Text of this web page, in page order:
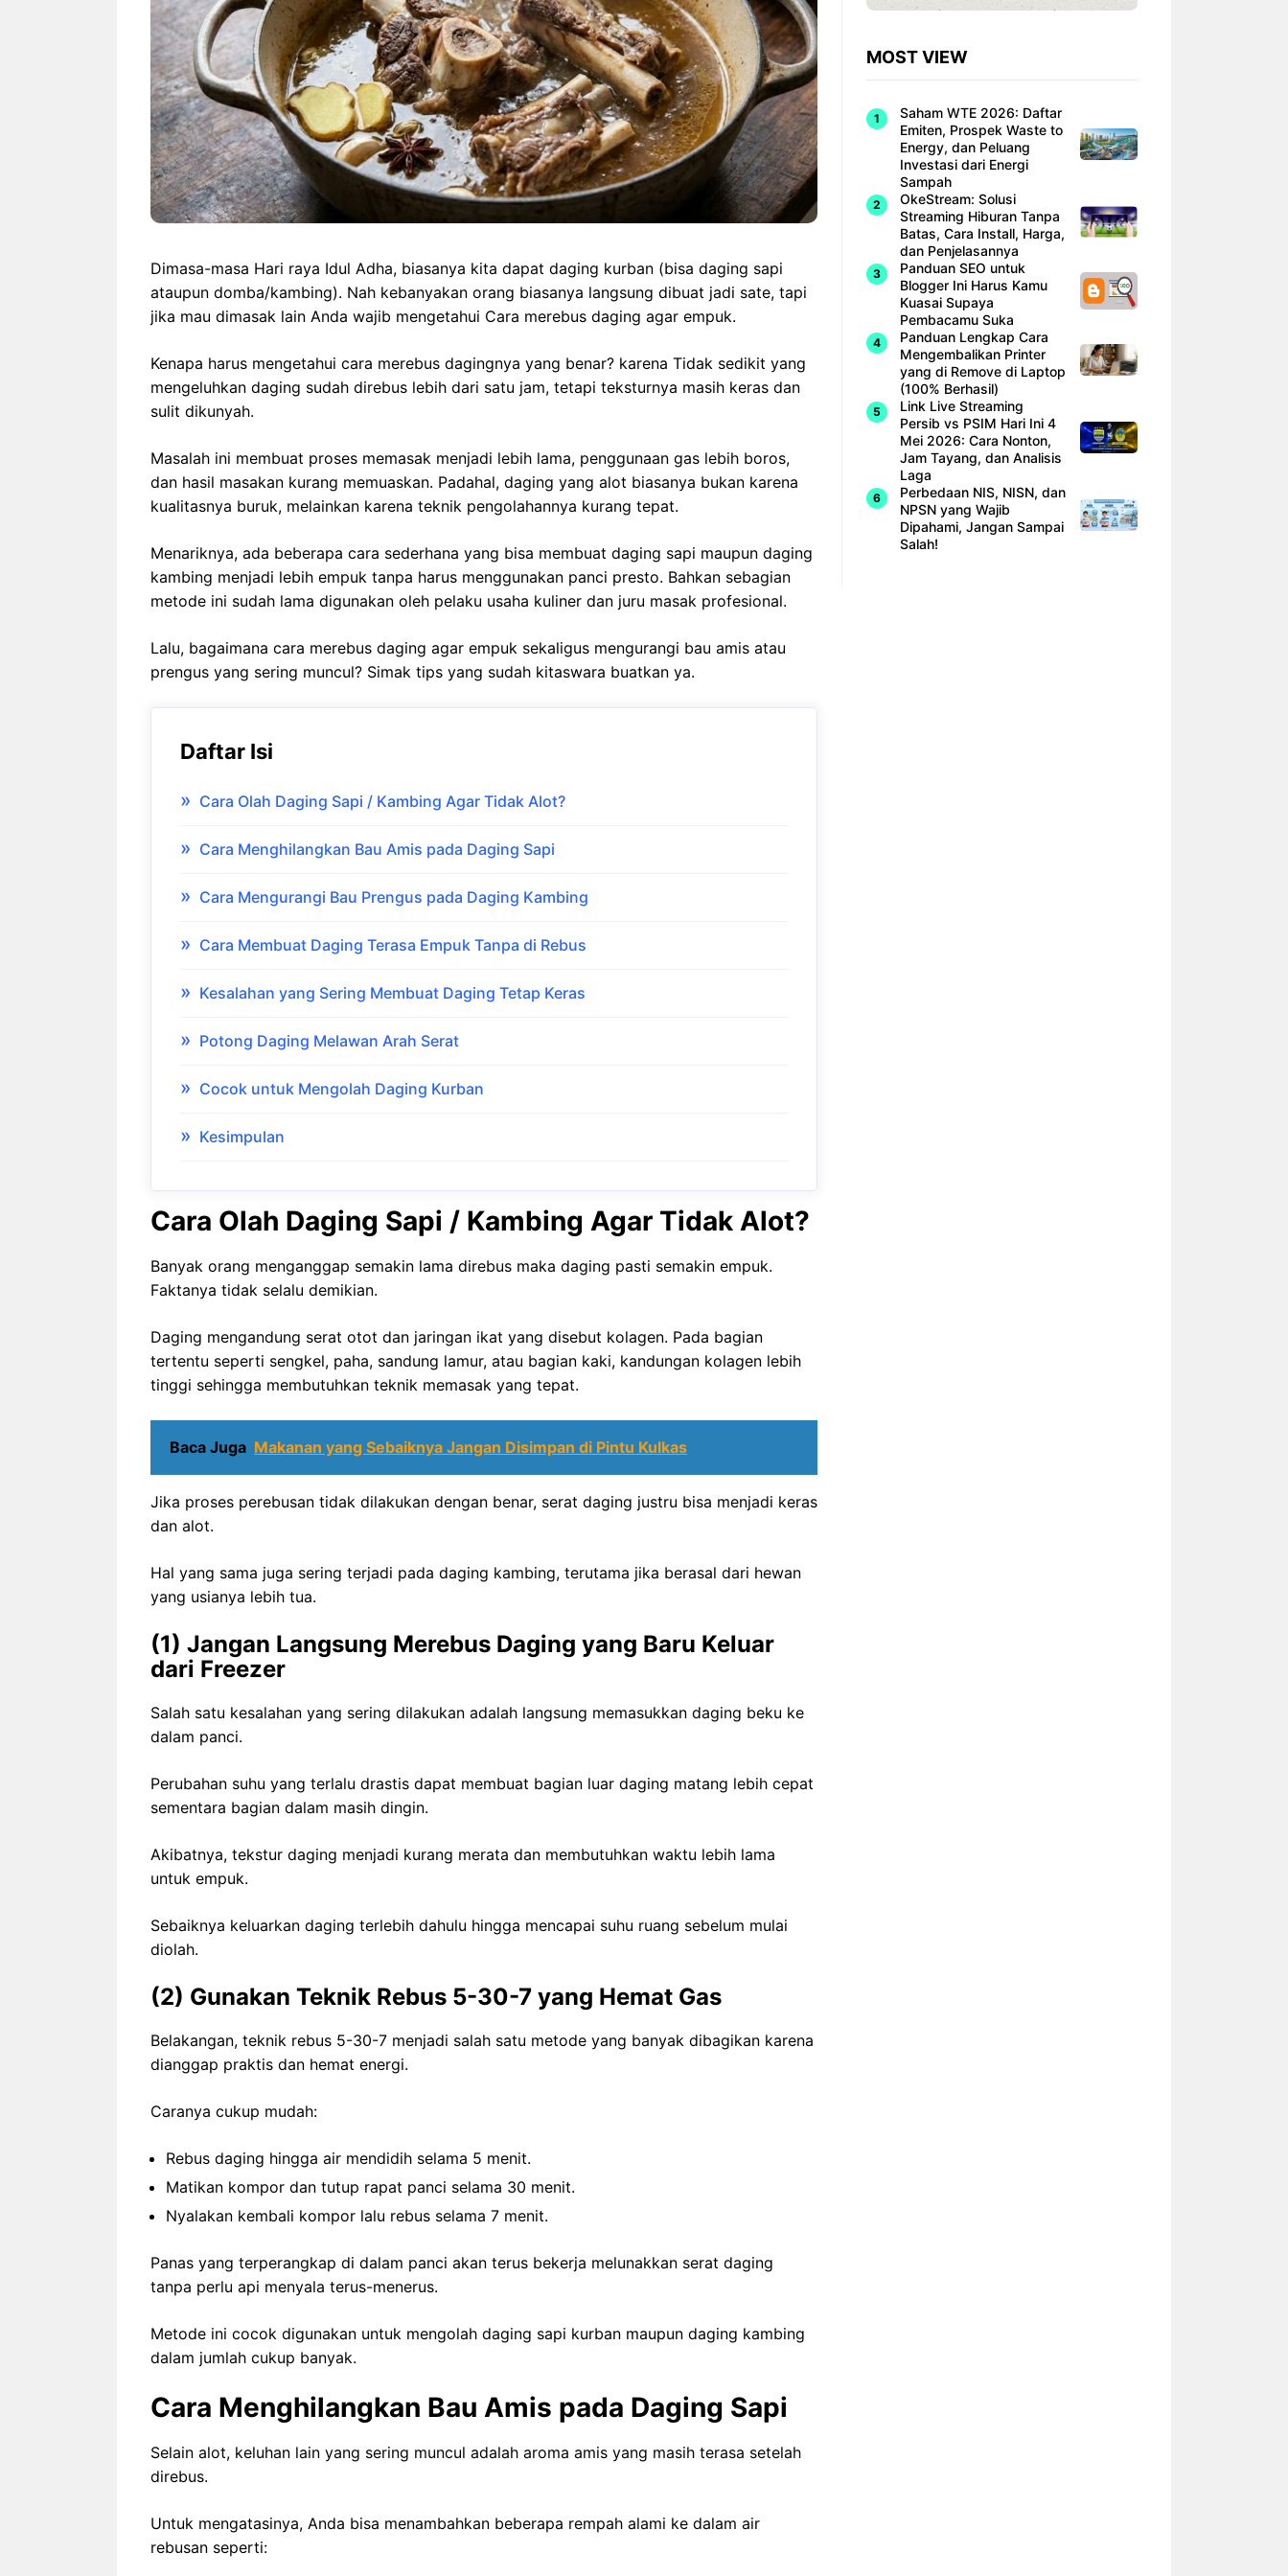
Dimasa-masa Hari raya Idul Adha, biasanya kita dapat daging kurban (bisa daging sapi
ataupun domba/kambing). Nah kebanyakan orang biasanya langsung dibuat jadi sate, tapi
jika mau dimasak lain Anda wajib mengetahui Cara merebus daging agar empuk.
Kenapa harus mengetahui cara merebus dagingnya yang benar? karena Tidak sedikit yang
mengeluhkan daging sudah direbus lebih dari satu jam, tetapi teksturnya masih keras dan
sulit dikunyah.
Masalah ini membuat proses memasak menjadi lebih lama, penggunaan gas lebih boros,
dan hasil masakan kurang memuaskan. Padahal, daging yang alot biasanya bukan karena
kualitasnya buruk, melainkan karena teknik pengolahannya kurang tepat.
Menariknya, ada beberapa cara sederhana yang bisa membuat daging sapi maupun daging
kambing menjadi lebih empuk tanpa harus menggunakan panci presto. Bahkan sebagian
metode ini sudah lama digunakan oleh pelaku usaha kuliner dan juru masak profesional.
Lalu, bagaimana cara merebus daging agar empuk sekaligus mengurangi bau amis atau
prengus yang sering muncul? Simak tips yang sudah kitaswara buatkan ya.
Daftar Isi
Cara Olah Daging Sapi / Kambing Agar Tidak Alot?
Cara Menghilangkan Bau Amis pada Daging Sapi
Cara Mengurangi Bau Prengus pada Daging Kambing
Cara Membuat Daging Terasa Empuk Tanpa di Rebus
Kesalahan yang Sering Membuat Daging Tetap Keras
Potong Daging Melawan Arah Serat
Cocok untuk Mengolah Daging Kurban
Kesimpulan
Cara Olah Daging Sapi / Kambing Agar Tidak Alot?
Banyak orang menganggap semakin lama direbus maka daging pasti semakin empuk.
Faktanya tidak selalu demikian.
Daging mengandung serat otot dan jaringan ikat yang disebut kolagen. Pada bagian
tertentu seperti sengkel, paha, sandung lamur, atau bagian kaki, kandungan kolagen lebih
tinggi sehingga membutuhkan teknik memasak yang tepat.
Baca Juga Makanan yang Sebaiknya Jangan Disimpan di Pintu Kulkas
Jika proses perebusan tidak dilakukan dengan benar, serat daging justru bisa menjadi keras
dan alot.
Hal yang sama juga sering terjadi pada daging kambing, terutama jika berasal dari hewan
yang usianya lebih tua.
(1) Jangan Langsung Merebus Daging yang Baru Keluar
dari Freezer
Salah satu kesalahan yang sering dilakukan adalah langsung memasukkan daging beku ke
dalam panci.
Perubahan suhu yang terlalu drastis dapat membuat bagian luar daging matang lebih cepat
sementara bagian dalam masih dingin.
Akibatnya, tekstur daging menjadi kurang merata dan membutuhkan waktu lebih lama
untuk empuk.
Sebaiknya keluarkan daging terlebih dahulu hingga mencapai suhu ruang sebelum mulai
diolah.
(2) Gunakan Teknik Rebus 5-30-7 yang Hemat Gas
Belakangan, teknik rebus 5-30-7 menjadi salah satu metode yang banyak dibagikan karena
dianggap praktis dan hemat energi.
Caranya cukup mudah:
Rebus daging hingga air mendidih selama 5 menit.
Matikan kompor dan tutup rapat panci selama 30 menit.
Nyalakan kembali kompor lalu rebus selama 7 menit.
Panas yang terperangkap di dalam panci akan terus bekerja melunakkan serat daging
tanpa perlu api menyala terus-menerus.
Metode ini cocok digunakan untuk mengolah daging sapi kurban maupun daging kambing
dalam jumlah cukup banyak.
Cara Menghilangkan Bau Amis pada Daging Sapi
Selain alot, keluhan lain yang sering muncul adalah aroma amis yang masih terasa setelah
direbus.
Untuk mengatasinya, Anda bisa menambahkan beberapa rempah alami ke dalam air
rebusan seperti:
MOST VIEW
Saham WTE 2026: Daftar
Emiten, Prospek Waste to
Energy, dan Peluang
Investasi dari Energi
Sampah
OkeStream: Solusi
Streaming Hiburan Tanpa
Batas, Cara Install, Harga,
dan Penjelasannya
Panduan SEO untuk
Blogger Ini Harus Kamu
Kuasai Supaya
Pembacamu Suka
Panduan Lengkap Cara
Mengembalikan Printer
yang di Remove di Laptop
(100% Berhasil)
Link Live Streaming
Persib vs PSIM Hari Ini 4
Mei 2026: Cara Nonton,
Jam Tayang, dan Analisis
Laga
Perbedaan NIS, NISN, dan
NPSN yang Wajib
Dipahami, Jangan Sampai
Salah!